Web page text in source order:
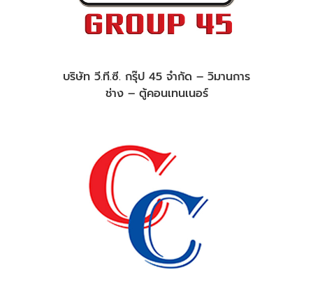
บริษัท วี.ที.ซี. กรุ๊ป 45 จำกัด – วิมานการ
ช่าง – ตู้คอนเทนเนอร์